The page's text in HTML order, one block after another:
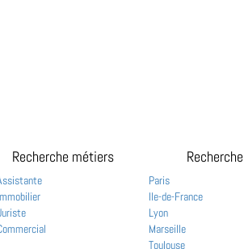
Recherche métiers Recherche
Paris
Ile-de-France
Lyon
Marseille
Toulouse